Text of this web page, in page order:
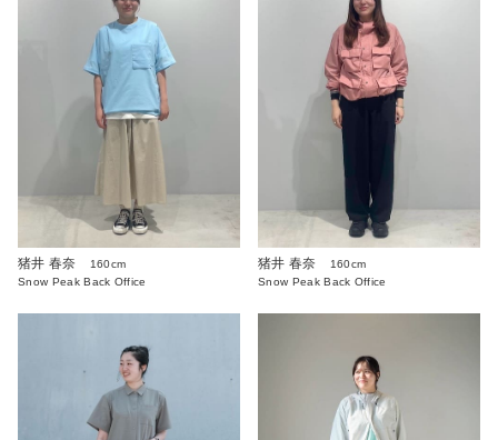
猪井 春奈
160cm
Snow Peak Back Office
猪井 春奈
160cm
Snow Peak Back Office